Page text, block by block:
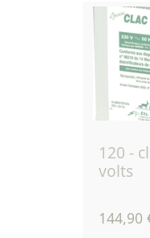
120 - clôture 220
volts
144,90